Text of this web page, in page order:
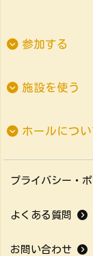
参加する
施設を使う
ホールについ
プライバシー・
よくある質問
お問い合わせ